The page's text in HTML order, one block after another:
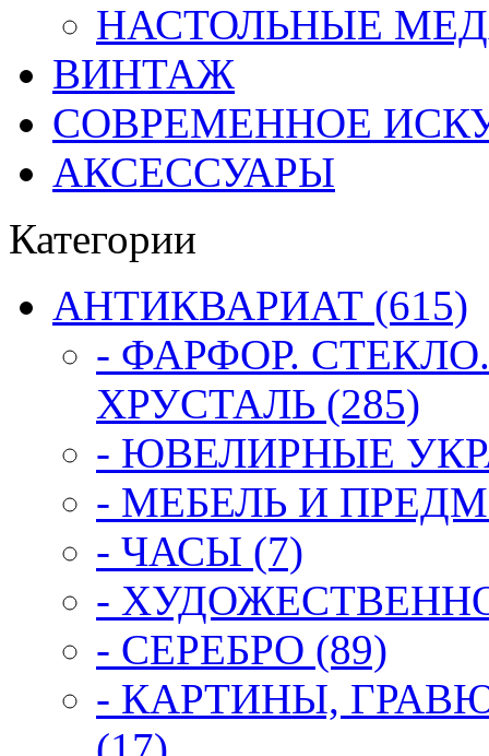
НАСТОЛЬНЫЕ
ВИНТАЖ
СОВРЕМЕННОЕ
АКСЕССУАРЫ
Категории
АНТИКВАРИАТ (615)
- ФАРФОР.
ХРУСТАЛЬ (285)
- ЮВЕЛИРНЫЕ
- МЕБЕЛЬ И
- ЧАСЫ (7)
-
- СЕРЕБРО (89)
- КАРТИНЫ,